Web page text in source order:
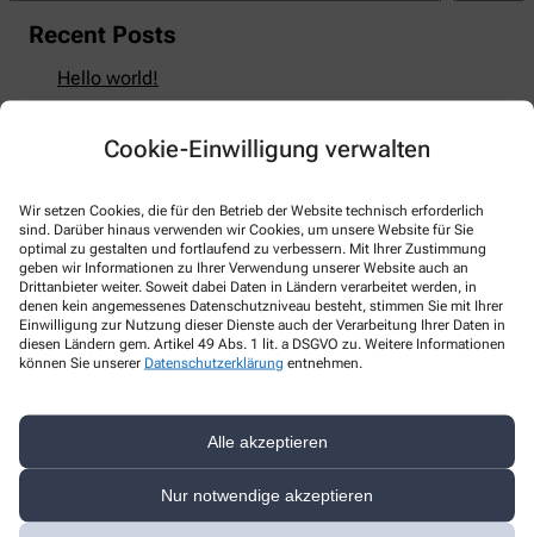
Cookie-Einwilligung verwalten
Wir setzen Cookies, die für den Betrieb der Website technisch erforderlich
sind. Darüber hinaus verwenden wir Cookies, um unsere Website für Sie
optimal zu gestalten und fortlaufend zu verbessern. Mit Ihrer Zustimmung
geben wir Informationen zu Ihrer Verwendung unserer Website auch an
Drittanbieter weiter. Soweit dabei Daten in Ländern verarbeitet werden, in
denen kein angemessenes Datenschutzniveau besteht, stimmen Sie mit Ihrer
Einwilligung zur Nutzung dieser Dienste auch der Verarbeitung Ihrer Daten in
diesen Ländern gem. Artikel 49 Abs. 1 lit. a DSGVO zu. Weitere Informationen
können Sie unserer Datenschutzerklärung entnehmen.
Alle akzeptieren
Nur notwendige akzeptieren
Recent Posts
Hello world!
A WordPress Commenterzu Hello world!
Kontakt
Taut-Apotheke
+49-30/67891257
bestellung@taut-apotheke-berlin.de